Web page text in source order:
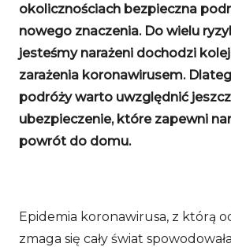
okolicznościach bezpieczna
nowego znaczenia. Do wielu
jesteśmy narażeni dochodzi
zarażenia koronawirusem.
podróży warto uwzględnić
ubezpieczenie, które zapewni
powrót do domu.
Epidemia koronawirusa, z którą
zmaga się cały świat